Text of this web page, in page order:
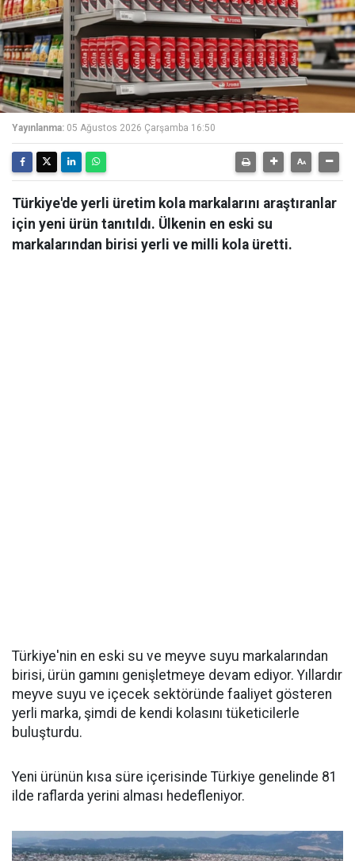
Yayınlanma: 05 Ağustos 2026 Çarşamba 16:50
Türkiye'de yerli üretim kola markalarını araştıranlar
için yeni ürün tanıtıldı. Ülkenin en eski su
markalarından birisi yerli ve milli kola üretti.
Türkiye'nin en eski su ve meyve suyu markalarından
birisi, ürün gamını genişletmeye devam ediyor. Yıllardır
meyve suyu ve içecek sektöründe faaliyet gösteren
yerli marka, şimdi de kendi kolasını tüketicilerle
buluşturdu.
Yeni ürünün kısa süre içerisinde Türkiye genelinde 81
ilde raflarda yerini alması hedefleniyor.